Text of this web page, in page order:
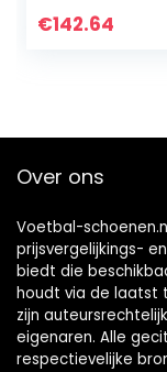
€142.64
Over ons
Voetbal-
prijsvergelijkings-
biedt die
houdt via de laatst
zijn
eigenaren. Alle
respectievelijke